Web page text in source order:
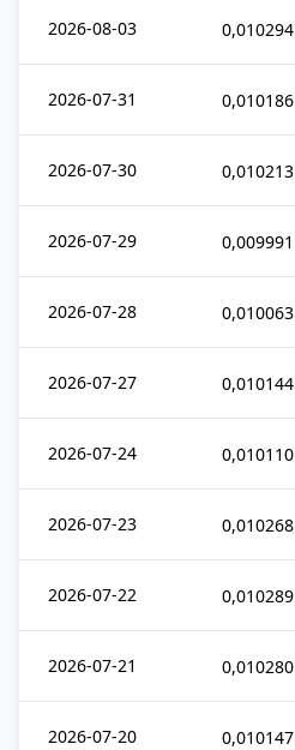
2026-08-03 0,010294
2026-07-31 0,010186
2026-07-30 0,010213
2026-07-29 0,009991
2026-07-28 0,010063
2026-07-27 0,010144
2026-07-24 0,010110
2026-07-23 0,010268
2026-07-22 0,010289
2026-07-21 0,010280
2026-07-20 0,010147